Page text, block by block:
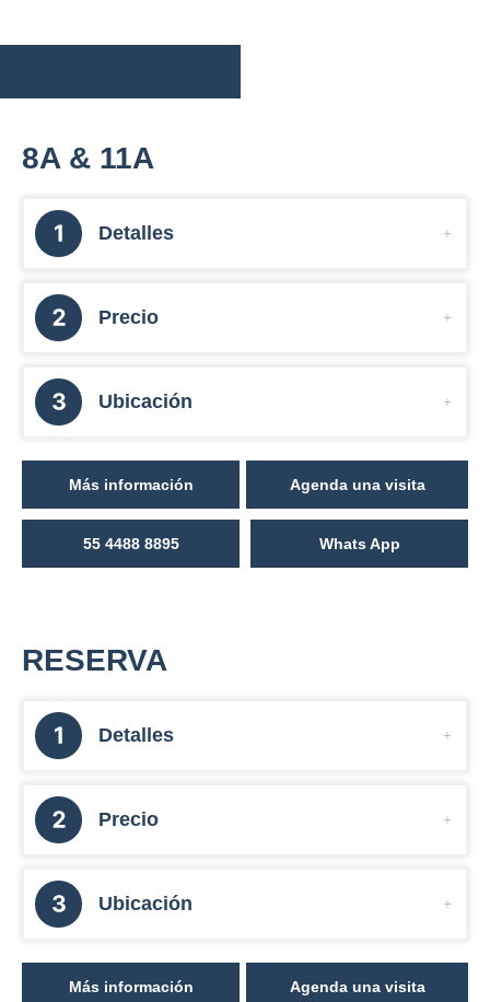
8A & 11A
Detalles
Precio
Ubicación
Más información Agenda una visita
55 4488 8895 Whats App
RESERVA
Detalles
Precio
Ubicación
Más información Agenda una visita